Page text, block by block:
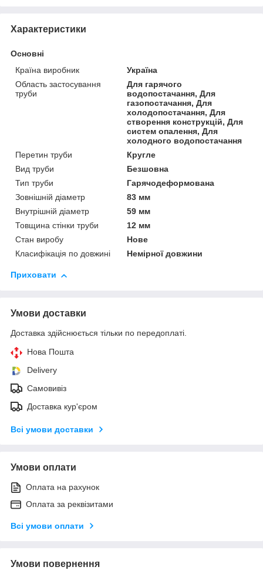
Характеристики
Основні
Країна виробник
Україна
Область застосування
труби
Для гарячого
водопостачання, Для
газопостачання, Для
холодопостачання, Для
створення конструкцій, Для
систем опалення, Для
холодного водопостачання
Перетин труби
Кругле
Вид труби
Безшовна
Тип труби
Гарячодеформована
Зовнішній діаметр
83 мм
Внутрішній діаметр
59 мм
Товщина стінки труби
12 мм
Стан виробу
Нове
Класифікація по довжині
Немірної довжини
Приховати
Умови доставки
Доставка здійснюється тільки по передоплаті.
Нова Пошта
Delivery
Самовивіз
Доставка кур'єром
Всі умови доставки
Умови оплати
Оплата на рахунок
Оплата за реквізитами
Всі умови оплати
Умови повернення